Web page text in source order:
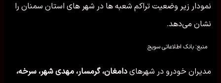
نمودار زیر وضعیت تراکم شعبه ها در شهر های استان سمنان را
نشان می‌دهد.
منبع: بانک اطلاعاتی سویج
مدیران خودرو در شهرهای دامغان، گرمسار، مهدی شهر، سرخه،